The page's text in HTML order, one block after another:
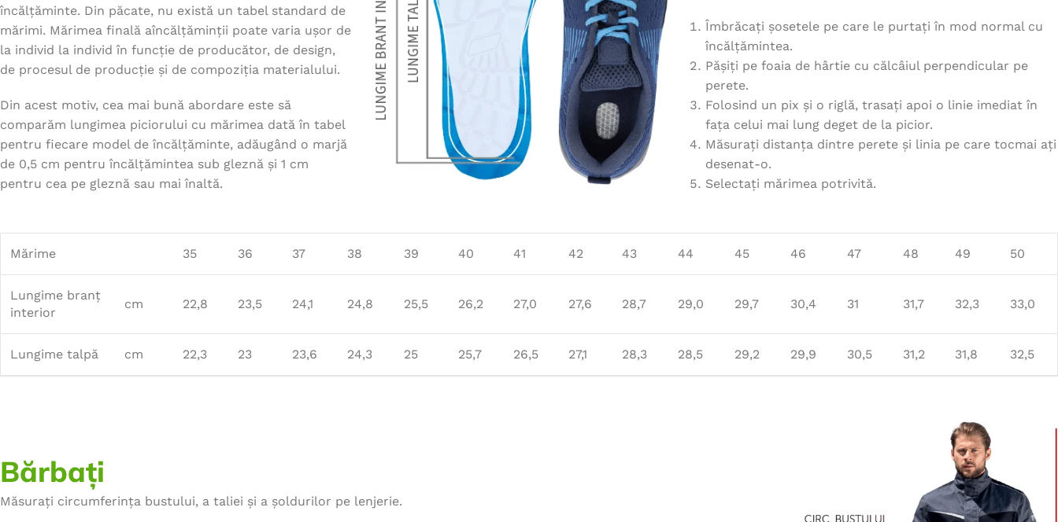
încălțăminte. Din păcate, nu există un tabel standard de
mărimi. Mărimea finală aîncălțăminții poate varia ușor de
la individ la individ în funcție de producător, de design,
de procesul de producție și de compoziția materialului.
Din acest motiv, cea mai bună abordare este să
comparăm lungimea piciorului cu mărimea dată în tabel
pentru fiecare model de încălțăminte, adăugând o marjă
de 0,5 cm pentru încălțămintea sub gleznă și 1 cm
pentru cea pe gleznă sau mai înaltă.
Îmbrăcați șosetele pe care le purtați în mod normal cu
încălțămintea.
Pășiți pe foaia de hârtie cu călcâiul perpendicular pe
perete.
Folosind un pix și o riglă, trasați apoi o linie imediat în
fața celui mai lung deget de la picior.
Măsurați distanța dintre perete și linia pe care tocmai ați
desenat-o.
Selectați mărimea potrivită.
Mărime 35 36 37 38 39 40 41 42 43 44 45 46 47 48 49 50
Lungime branț
interior
cm 22,8 23,5 24,1 24,8 25,5 26,2 27,0 27,6 28,7 29,0 29,7 30,4 31 31,7 32,3 33,0
Lungime talpă cm 22,3 23 23,6 24,3 25 25,7 26,5 27,1 28,3 28,5 29,2 29,9 30,5 31,2 31,8 32,5
Bărbați
Măsurați circumferința bustului, a taliei și a șoldurilor pe lenjerie.